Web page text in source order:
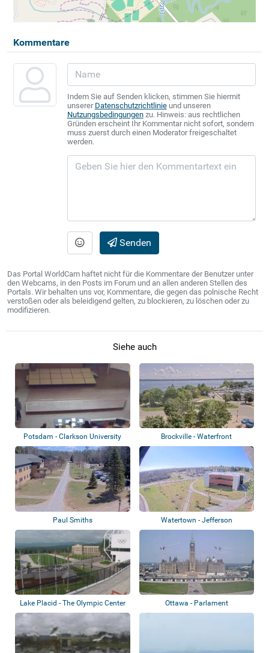
Kommentare
Indem Sie auf Senden klicken, stimmen Sie hiermit
unserer Datenschutzrichtlinieund unseren
Nutzungsbedingungenzu. Hinweis: aus rechtlichen
Gründen erscheint Ihr Kommentar nicht sofort, sondern
muss zuerst durch einen Moderator freigeschaltet
werden.
Senden
Das Portal WorldCam haftet nicht für die Kommentare der Benutzer unter
den Webcams, in den Posts im Forum und an allen anderen Stellen des
Portals. Wir behalten uns vor, Kommentare, die gegen das polnische Recht
verstoßen oder als beleidigend gelten, zu blockieren, zu löschen oder zu
modifizieren.
Siehe auch
Potsdam - Clarkson University Brockville - Waterfront
Paul Smiths
Watertown - Jefferson
Community College
Lake Placid - The Olympic Center Ottawa - Parlament